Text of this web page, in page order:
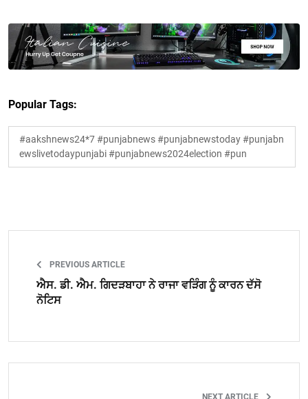
Popular Tags:
#aakshnews24*7 #punjabnews #punjabnewstoday #punjabn
ewslivetodaypunjabi #punjabnews2024election #pun
PREVIOUS ARTICLE
ਐਸ. ਡੀ. ਐਮ. ਗਿਦੜਬਾਹਾ ਨੇ ਰਾਜਾ ਵੜਿੰਗ ਨੂੰ ਕਾਰਨ ਦੱਸੋ
ਨੋਟਿਸ
NEXT ARTICLE